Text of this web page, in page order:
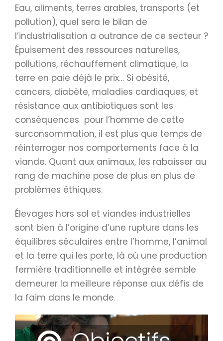
Eau, aliments, terres arables, transports (et
pollution), quel sera le bilan de
l’industrialisation a outrance de ce secteur ?
Épuisement des ressources naturelles,
pollutions, réchauffement climatique, la
terre en paie déjà le prix… Si obésité,
cancers, diabète, maladies cardiaques, et
résistance aux antibiotiques sont les
conséquences pour l’homme de cette
surconsommation, il est plus que temps de
réinterroger nos comportements face à la
viande. Quant aux animaux, les rabaisser au
rang de machine pose de plus en plus de
problèmes éthiques.
Élevages hors sol et viandes industrielles
sont bien à l’origine d’une rupture dans les
équilibres séculaires entre l’homme, l’animal
et la terre qui les porte, là où une production
fermière traditionnelle et intégrée semble
demeurer la meilleure réponse aux défis de
la faim dans le monde.